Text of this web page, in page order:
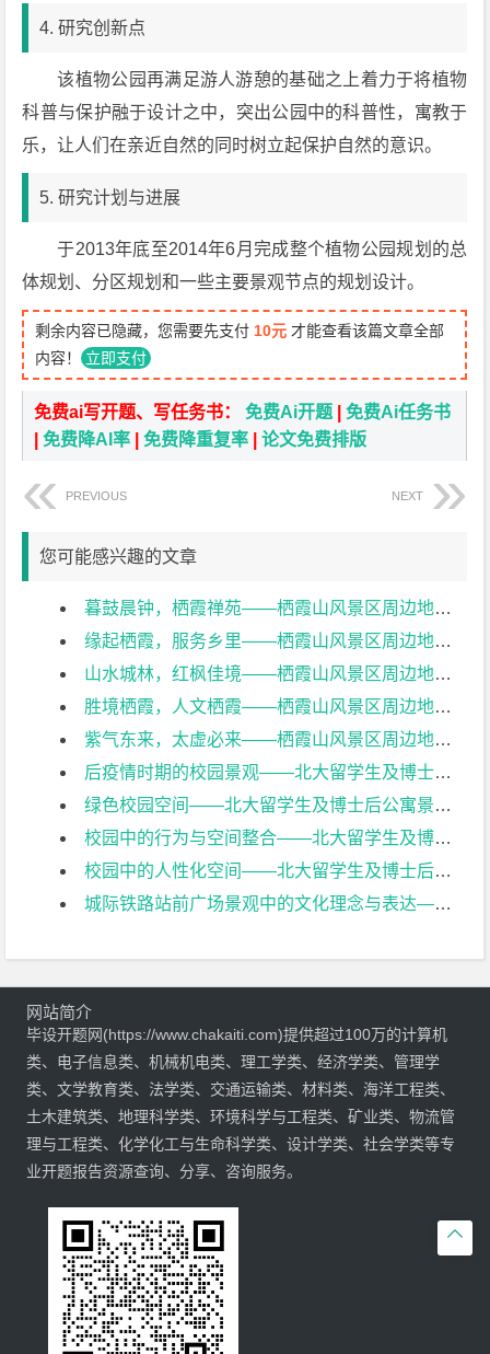
4. 研究创新点
该植物公园再满足游人游憩的基础之上着力于将植物
科普与保护融于设计之中，突出公园中的科普性，寓教于
乐，让人们在亲近自然的同时树立起保护自然的意识。
5. 研究计划与进展
于2013年底至2014年6月完成整个植物公园规划的总
体规划、分区规划和一些主要景观节点的规划设计。
剩余内容已隐藏，您需要先支付 10元 才能查看该篇文章全部
内容！ 立即支付
免费ai写开题、写任务书：免费Ai开题 |免费Ai任务书
|免费降AI率 |免费降重复率 |论文免费排版
PREVIOUS NEXT
您可能感兴趣的文章
暮鼓晨钟，栖霞禅苑——栖霞山风景区周边地块景观设计开题报告
缘起栖霞，服务乡里——栖霞山风景区周边地块景观设计开题报告
山水城林，红枫佳境——栖霞山风景区周边地块景观设计开题报告
胜境栖霞，人文栖霞——栖霞山风景区周边地块景观设计开题报告
紫气东来，太虚必来——栖霞山风景区周边地块景观设计开题报告
后疫情时期的校园景观——北大留学生及博士后公寓景观设计开题报告
绿色校园空间——北大留学生及博士后公寓景观设计开题报告
校园中的行为与空间整合——北大留学生及博士后公寓景观设计开题报告
校园中的人性化空间——北大留学生及博士后公寓景观设计开题报告
城际铁路站前广场景观中的文化理念与表达——以南沿江城际铁路句容站为例开题报告

网站简介
毕设开题网(https://www.chakaiti.com)提供超过100万的计算机
类、电子信息类、机械机电类、理工学类、经济学类、管理学
类、文学教育类、法学类、交通运输类、材料类、海洋工程类、
土木建筑类、地理科学类、环境科学与工程类、矿业类、物流管
理与工程类、化学化工与生命科学类、设计学类、社会学类等专
业开题报告资源查询、分享、咨询服务。